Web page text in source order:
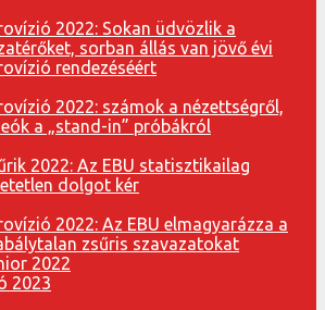
2022: Sokan üdvözlik a
sorban állás van jövő évi
rendezéséért
2022: számok a nézettségről,
a „stand-in” próbákról
2022: Az EBU statisztikailag
dolgot kér
2022: Az EBU elmagyarázza a
zsűris szavazatokat
2022
2023